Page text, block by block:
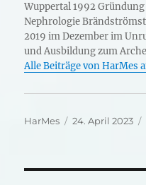
Wuppertal 1992
Nephrologie
2019 im Dezember im
und Ausbildung zum
Alle Beiträge von HarMes
Autor
HarMes
Veröffentlicht
24. April 2023